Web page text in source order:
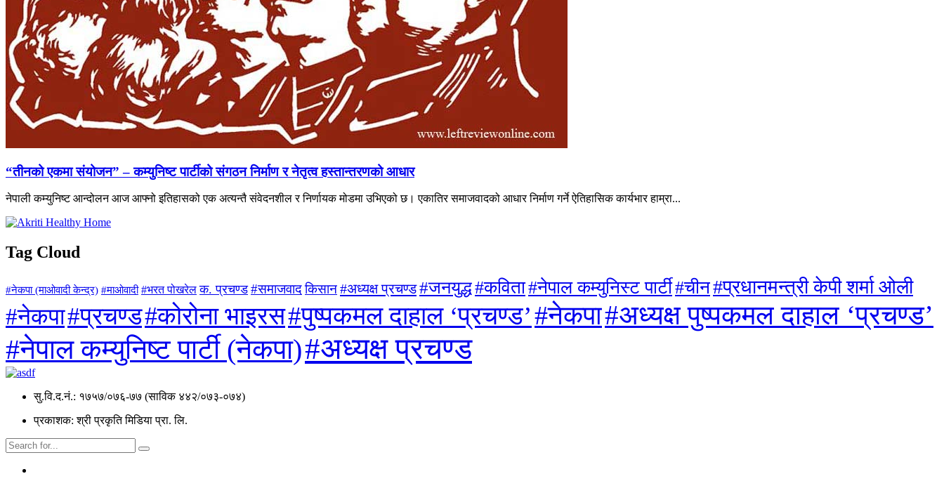
“तीनको एकमा संयोजन” – कम्युनिष्ट पार्टीको संगठन निर्माण र नेतृत्व हस्तान्तरणको आधार
नेपाली कम्युनिष्ट आन्दोलन आज आफ्नो इतिहासको एक अत्यन्तै संवेदनशील र निर्णायक मोडमा उभिएको छ। एकातिर समाजवादको आधार निर्माण गर्ने ऐतिहासिक कार्यभार हाम्रा...
Tag Cloud
#नेकपा (माओवादी केन्द्र) #माओवादी #भरत पोखरेल क. प्रचण्ड #समाजवादकिसान#अध्यक्ष प्रचण्ड#जनयुद्ध#कविता#नेपाल कम्युनिस्ट पार्टी#चीन#प्रधानमन्त्री केपी शर्मा ओली
#नेकपा#प्रचण्ड#कोरोना भाइरस#पुष्पकमल दाहाल ‘प्रचण्ड’#नेकपा#अध्यक्ष पुष्पकमल दाहाल ‘प्रचण्ड’
#नेपाल कम्युनिष्ट पार्टी (नेकपा)#अध्यक्ष प्रचण्ड
सु.वि.द.नं.: १७५७/०७६-७७ (साविक ४४२/०७३-०७४)
प्रकाशक: श्री प्रकृति मिडिया प्रा. लि.